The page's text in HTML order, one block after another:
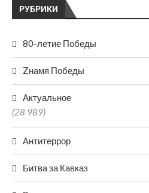
РУБРИКИ
80-летие Победы
Zнамя Победы
Актуальное
(28 989)
Антитеррор
Битва за Кавказ